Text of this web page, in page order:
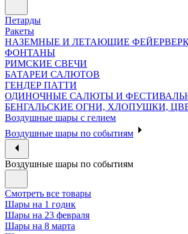
Петарды
Ракеты
НАЗЕМНЫЕ И ЛЕТАЮЩИЕ
ФОНТАНЫ
РИМСКИЕ СВЕЧИ
БАТАРЕИ САЛЮТОВ
ГЕНДЕР ПАТТИ
ОДИНОЧНЫЕ САЛЮТЫ И
БЕНГАЛЬСКИЕ ОГНИ, ХЛОПУШКИ,
Воздушные шары с гелием
Воздушные шары по событиям
Воздушные шары по событиям
Смотреть все товары
Шары на 1 годик
Шары на 23 февраля
Шары на 8 марта